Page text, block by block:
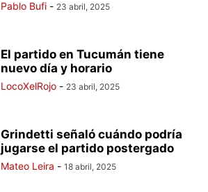
Pablo Bufi - 23 abril, 2025
El partido en Tucumán tiene
nuevo día y horario
LocoXelRojo - 23 abril, 2025
Grindetti señaló cuándo podría
jugarse el partido postergado
Mateo Leira - 18 abril, 2025